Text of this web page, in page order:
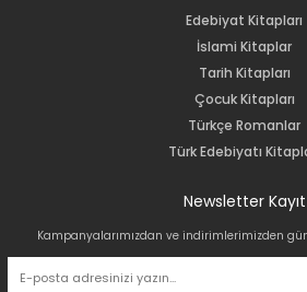
Edebiyat Kitapları
İslami Kitaplar
Tarih Kitapları
Çocuk Kitapları
Türkçe Romanlar
Türk Edebiyatı
Newsletter Kayıt
Kampanyalarımızdan ve indirimlerimizden